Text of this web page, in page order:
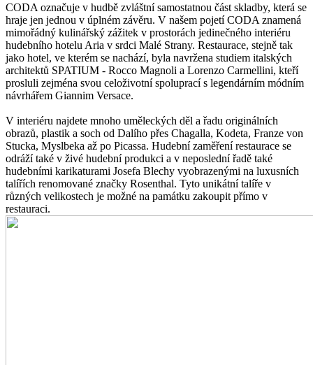
CODA označuje v hudbě zvláštní samostatnou část skladby, která se
hraje jen jednou v úplném závěru. V našem pojetí CODA znamená
mimořádný kulinářský zážitek v prostorách jedinečného interiéru
hudebního hotelu Aria v srdci Malé Strany. Restaurace, stejně tak
jako hotel, ve kterém se nachází, byla navržena studiem italských
architektů SPATIUM - Rocco Magnoli a Lorenzo Carmellini, kteří
prosluli zejména svou celoživotní spoluprací s legendárním módním
návrhářem Giannim Versace.
V interiéru najdete mnoho uměleckých děl a řadu originálních
obrazů, plastik a soch od Dalího přes Chagalla, Kodeta, Franze von
Stucka, Myslbeka až po Picassa. Hudební zaměření restaurace se
odráží také v živé hudební produkci a v neposlední řadě také
hudebními karikaturami Josefa Blechy vyobrazenými na luxusních
talířích renomované značky Rosenthal. Tyto unikátní talíře v
různých velikostech je možné na památku zakoupit přímo v
restauraci.